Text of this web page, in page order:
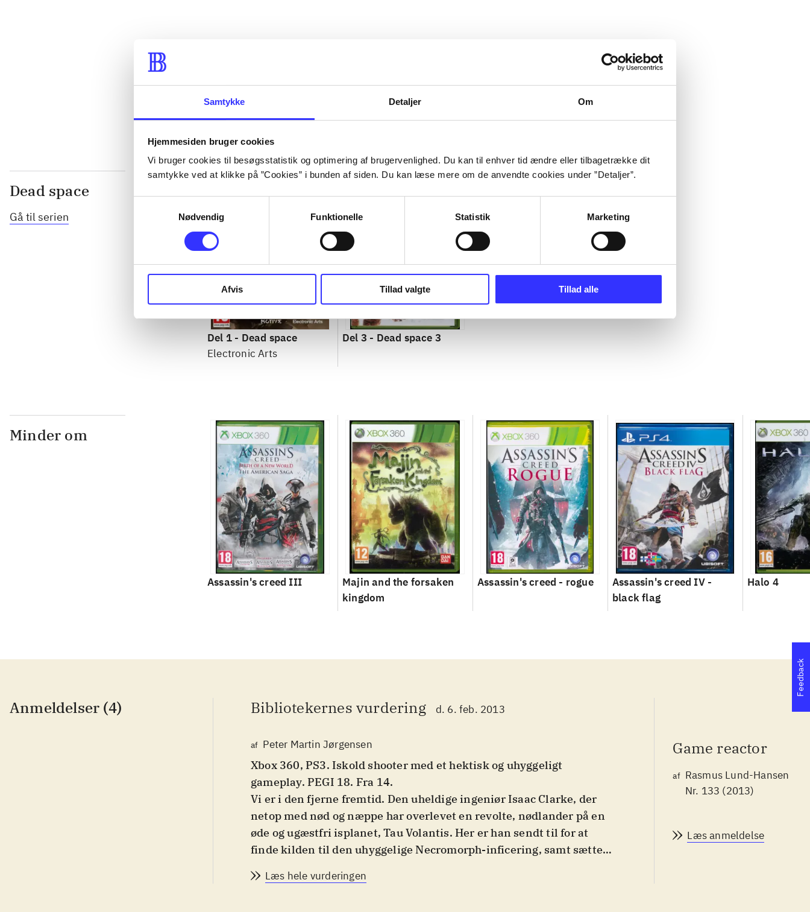
Samtykke Detaljer Om
Hjemmesiden bruger cookies
Vi bruger cookies til besøgsstatistik og optimering af brugervenlighed. Du kan til enhver tid ændre eller tilbagetrække dit
samtykke ved at klikke på ”Cookies” i bunden af siden. Du kan læse mere om de anvendte cookies under ”Detaljer”.
Nødvendig
Funktionelle Statistik Marketing
Afvis Tillad valgte Tillad alle
...
Dead space
Gå til serien
Del 1 - Dead space
Electronic Arts
Del 3 - Dead space 3
Minder om
Assassin's creed III
Majin and the forsaken
kingdom
Assassin's creed - rogue
Assassin's creed IV -
black flag
Halo 4
Anmeldelser (4) Bibliotekernes vurdering d. 6. feb. 2013
af Peter Martin Jørgensen
Xbox 360, PS3. Iskold shooter med et hektisk og uhyggeligt
gameplay. PEGI 18. Fra 14.
Vi er i den fjerne fremtid. Den uheldige ingeniør Isaac Clarke, der
netop med nød og næppe har overlevet en revolte, nødlander på en
øde og ugæstfri isplanet, Tau Volantis. Her er han sendt til for at
finde kilden til den uhyggelige Necromorph-inficering, samt sætte
bruger dem som marionetdukker i kampen om denne og andre
Læs hele vurderingen
Game reactor
af Rasmus Lund-Hansen
Nr. 133 (2013)
Læs anmeldelse
Feedback